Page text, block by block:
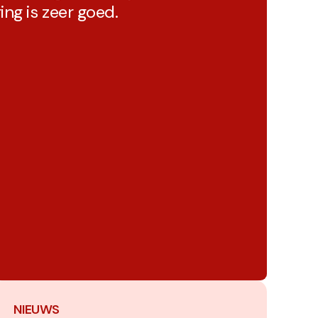
is zeer goed.
NIEUWS